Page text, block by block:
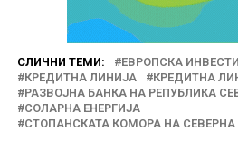
СЛИЧНИ ТЕМИ: ЕВРОПСКА
КРЕДИТНА ЛИНИЈА
КРЕДИТНА
РАЗВОЈНА БАНКА НА РЕПУБЛИКА
СОЛАРНА ЕНЕРГИЈА
СТОПАНСКАТА КОМОРА НА